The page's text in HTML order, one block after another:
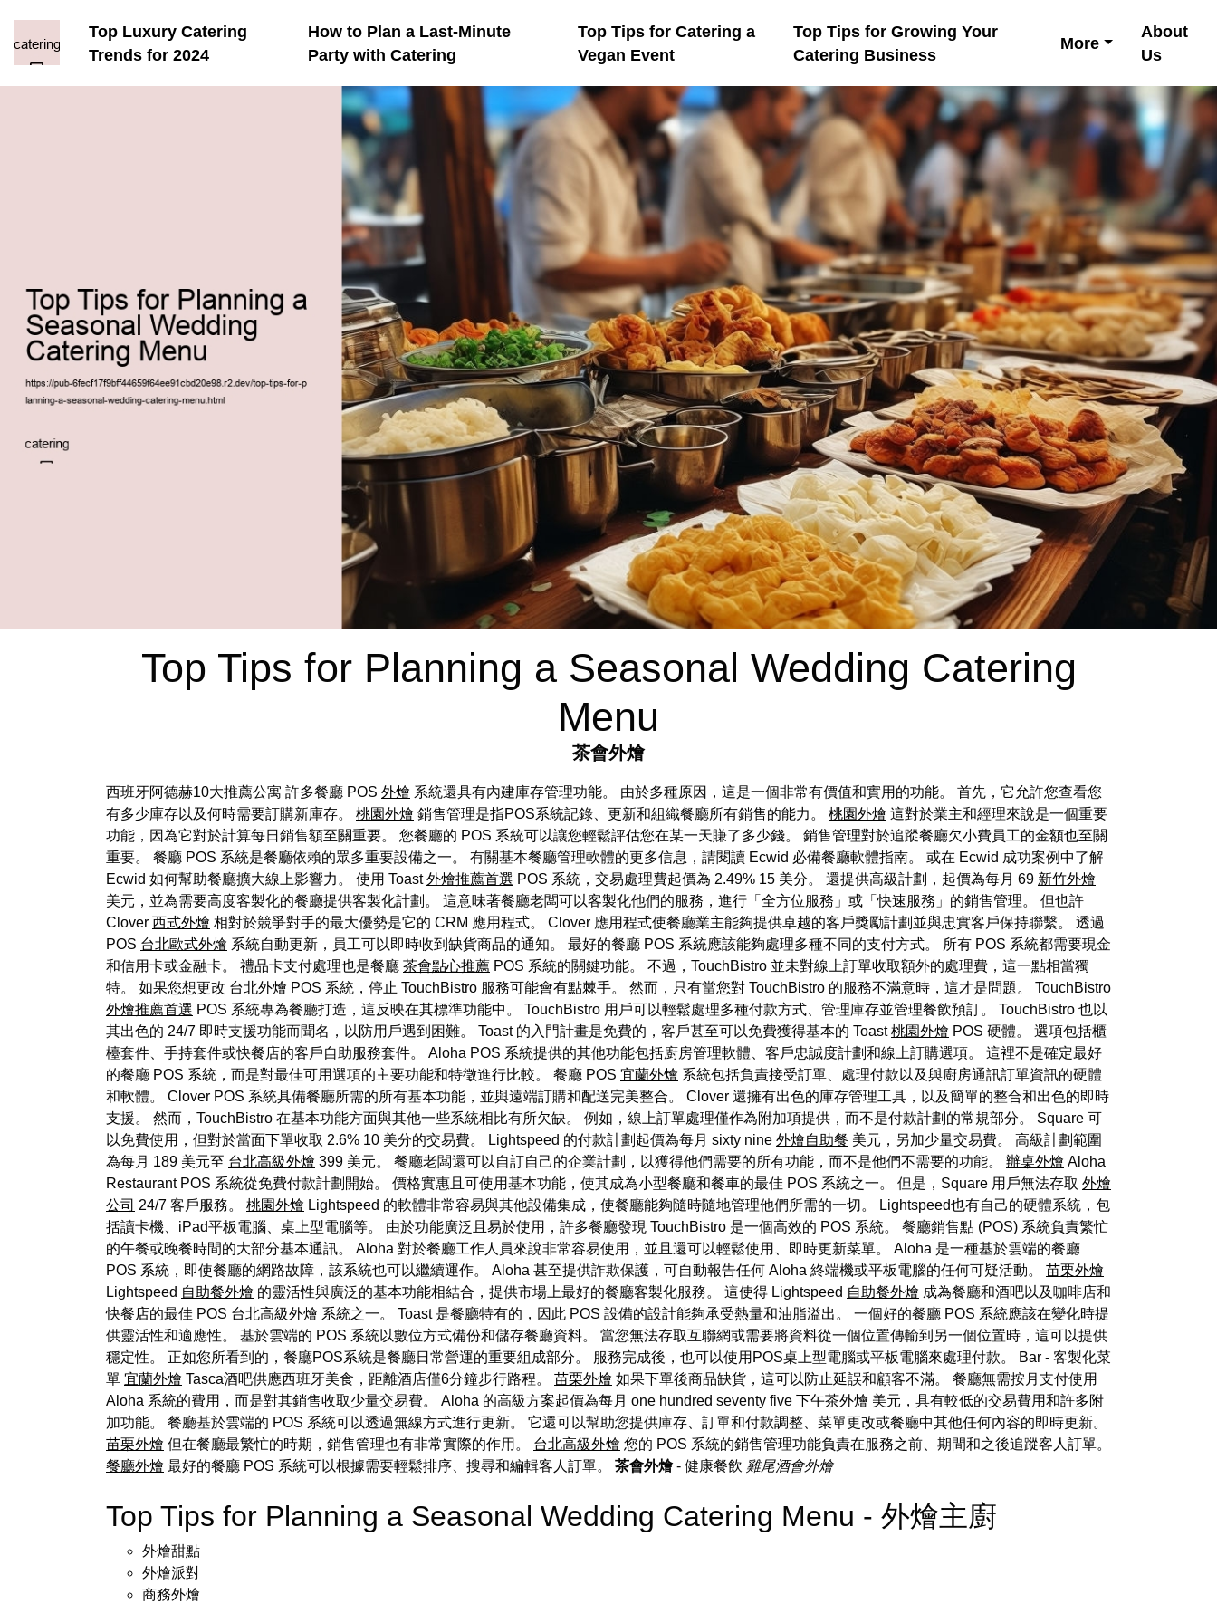
Top Luxury Catering
Trends for 2024
How to Plan a Last-Minute
Party with Catering
Top Tips for Catering a
Vegan Event
Top Tips for Growing Your
Catering Business
More
About
Us
Top Tips for Planning a Seasonal Wedding Catering
Menu
茶會外燴
西班牙阿德赫10大推薦公寓 許多餐廳 POS 外燴 系統還具有內建庫存管理功能。 由於多種原因，這是一個非常有價值和實用的功能。 首先，它允許您查看您
有多少庫存以及何時需要訂購新庫存。 桃園外燴 銷售管理是指POS系統記錄、更新和組織餐廳所有銷售的能力。 桃園外燴 這對於業主和經理來說是一個重要
功能，因為它對於計算每日銷售額至關重要。 您餐廳的 POS 系統可以讓您輕鬆評估您在某一天賺了多少錢。 銷售管理對於追蹤餐廳欠小費員工的金額也至關
重要。 餐廳 POS 系統是餐廳依賴的眾多重要設備之一。 有關基本餐廳管理軟體的更多信息，請閱讀 Ecwid 必備餐廳軟體指南。 或在 Ecwid 成功案例中了解
Ecwid 如何幫助餐廳擴大線上影響力。 使用 Toast外燴推薦首選 POS 系統，交易處理費起價為 2.49% 15 美分。 還提供高級計劃，起價為每月 69 新竹外燴
美元，並為需要高度客製化的餐廳提供客製化計劃。 這意味著餐廳老闆可以客製化他們的服務，進行「全方位服務」或「快速服務」的銷售管理。 但也許
Clover 西式外燴 相對於競爭對手的最大優勢是它的 CRM 應用程式。 Clover 應用程式使餐廳業主能夠提供卓越的客戶獎勵計劃並與忠實客戶保持聯繫。 透過
POS 台北歐式外燴 系統自動更新，員工可以即時收到缺貨商品的通知。 最好的餐廳 POS 系統應該能夠處理多種不同的支付方式。 所有 POS 系統都需要現金
和信用卡或金融卡。 禮品卡支付處理也是餐廳 茶會點心推薦 POS 系統的關鍵功能。 不過，TouchBistro 並未對線上訂單收取額外的處理費，這一點相當獨
特。 如果您想更改 台北外燴 POS 系統，停止 TouchBistro 服務可能會有點棘手。 然而，只有當您對 TouchBistro 的服務不滿意時，這才是問題。 TouchBistro
外燴推薦首選 POS 系統專為餐廳打造，這反映在其標準功能中。 TouchBistro 用戶可以輕鬆處理多種付款方式、管理庫存並管理餐飲預訂。 TouchBistro 也以
其出色的 24/7 即時支援功能而聞名，以防用戶遇到困難。 Toast 的入門計畫是免費的，客戶甚至可以免費獲得基本的 Toast桃園外燴 POS 硬體。 選項包括櫃
檯套件、手持套件或快餐店的客戶自助服務套件。 Aloha POS 系統提供的其他功能包括廚房管理軟體、客戶忠誠度計劃和線上訂購選項。 這裡不是確定最好
的餐廳 POS 系統，而是對最佳可用選項的主要功能和特徵進行比較。 餐廳 POS 宜蘭外燴 系統包括負責接受訂單、處理付款以及與廚房通訊訂單資訊的硬體
和軟體。 Clover POS 系統具備餐廳所需的所有基本功能，並與遠端訂購和配送完美整合。 Clover 還擁有出色的庫存管理工具，以及簡單的整合和出色的即時
支援。 然而，TouchBistro 在基本功能方面與其他一些系統相比有所欠缺。 例如，線上訂單處理僅作為附加項提供，而不是付款計劃的常規部分。 Square 可
以免費使用，但對於當面下單收取 2.6% 10 美分的交易費。 Lightspeed 的付款計劃起價為每月 sixty nine 外燴自助餐 美元，另加少量交易費。 高級計劃範圍
為每月 189 美元至 台北高級外燴 399 美元。 餐廳老闆還可以自訂自己的企業計劃，以獲得他們需要的所有功能，而不是他們不需要的功能。 辦桌外燴 Aloha
Restaurant POS 系統從免費付款計劃開始。 價格實惠且可使用基本功能，使其成為小型餐廳和餐車的最佳 POS 系統之一。 但是，Square 用戶無法存取 外燴
公司 24/7 客戶服務。 桃園外燴 Lightspeed 的軟體非常容易與其他設備集成，使餐廳能夠隨時隨地管理他們所需的一切。 Lightspeed也有自己的硬體系統，包
括讀卡機、iPad平板電腦、桌上型電腦等。 由於功能廣泛且易於使用，許多餐廳發現 TouchBistro 是一個高效的 POS 系統。 餐廳銷售點 (POS) 系統負責繁忙
的午餐或晚餐時間的大部分基本通訊。 Aloha 對於餐廳工作人員來說非常容易使用，並且還可以輕鬆使用、即時更新菜單。 Aloha 是一種基於雲端的餐廳
POS 系統，即使餐廳的網路故障，該系統也可以繼續運作。 Aloha 甚至提供詐欺保護，可自動報告任何 Aloha 終端機或平板電腦的任何可疑活動。 苗栗外燴
Lightspeed 自助餐外燴 的靈活性與廣泛的基本功能相結合，提供市場上最好的餐廳客製化服務。 這使得 Lightspeed 自助餐外燴 成為餐廳和酒吧以及咖啡店和
快餐店的最佳 POS 台北高級外燴 系統之一。 Toast 是餐廳特有的，因此 POS 設備的設計能夠承受熱量和油脂溢出。 一個好的餐廳 POS 系統應該在變化時提
供靈活性和適應性。 基於雲端的 POS 系統以數位方式備份和儲存餐廳資料。 當您無法存取互聯網或需要將資料從一個位置傳輸到另一個位置時，這可以提供
穩定性。 正如您所看到的，餐廳POS系統是餐廳日常營運的重要組成部分。 服務完成後，也可以使用POS桌上型電腦或平板電腦來處理付款。 Bar - 客製化菜
單 宜蘭外燴 Tasca酒吧供應西班牙美食，距離酒店僅6分鐘步行路程。 苗栗外燴 如果下單後商品缺貨，這可以防止延誤和顧客不滿。 餐廳無需按月支付使用
Aloha 系統的費用，而是對其銷售收取少量交易費。 Aloha 的高級方案起價為每月 one hundred seventy five 下午茶外燴 美元，具有較低的交易費用和許多附
加功能。 餐廳基於雲端的 POS 系統可以透過無線方式進行更新。 它還可以幫助您提供庫存、訂單和付款調整、菜單更改或餐廳中其他任何內容的即時更新。
苗栗外燴 但在餐廳最繁忙的時期，銷售管理也有非常實際的作用。 台北高級外燴 您的 POS 系統的銷售管理功能負責在服務之前、期間和之後追蹤客人訂單。
餐廳外燴 最好的餐廳 POS 系統可以根據需要輕鬆排序、搜尋和編輯客人訂單。 茶會外燴 - 健康餐飲 雞尾酒會外燴
Top Tips for Planning a Seasonal Wedding Catering Menu - 外燴主廚
外燴甜點
外燴派對
商務外燴